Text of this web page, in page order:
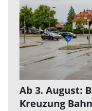
Ab 3. August:
Kreuzung